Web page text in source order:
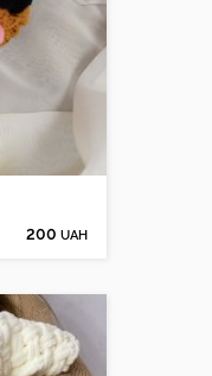
200 UAH